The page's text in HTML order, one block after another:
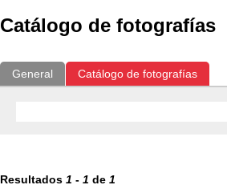
Catálogo de fotografías
General Catálogo de fotografías
Resultados 1 - 1 de 1